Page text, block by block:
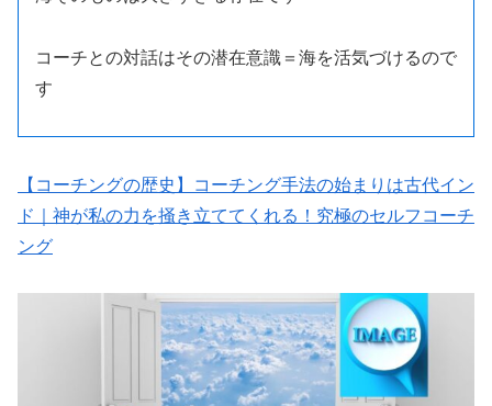
コーチとの対話はその潜在意識＝海を活気づけるので
す
【コーチングの歴史】コーチング手法の始まりは古代イン
ド｜神が私の力を掻き立ててくれる！究極のセルフコーチ
ング